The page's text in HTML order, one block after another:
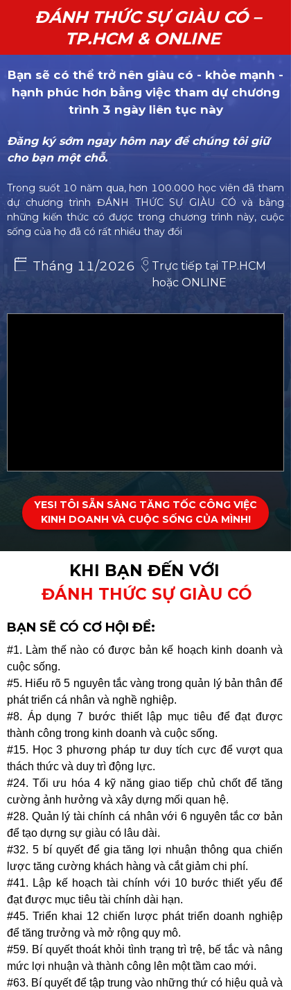
ĐÁNH THỨC SỰ GIÀU CÓ –
TP.HCM & ONLINE
Trong suốt 10 năm qua, hơn 100.000 học viên đã tham
dự chương trình ĐÁNH THỨC SỰ GIÀU CÓ và bằng
những kiến thức có được trong chương trình này, cuộc
sống của họ đã có rất nhiều thay đổi
YES! TÔI SẴN SÀNG TĂNG TỐC CÔNG VIỆC
KINH DOANH VÀ CUỘC SỐNG CỦA MÌNH!
Đăng ký sớm ngay hôm nay để chúng tôi giữ
cho bạn một chỗ.
Bạn sẽ có thể trở nên giàu có - khỏe mạnh -
hạnh phúc hơn bằng việc tham dự chương
trình 3 ngày liên tục này
Tháng 11/2026
Trực tiếp tại TP.HCM
hoặc ONLINE
KHI BẠN ĐẾN VỚI
ĐÁNH THỨC SỰ GIÀU CÓ
#1. Làm thế nào có được bản kế hoạch kinh doanh và
cuộc sống.
#5. Hiểu rõ 5 nguyên tắc vàng trong quản lý bản thân để
phát triển cá nhân và nghề nghiệp.
#8. Áp dụng 7 bước thiết lập mục tiêu để đạt được
thành công trong kinh doanh và cuộc sống.
#15. Học 3 phương pháp tư duy tích cực để vượt qua
thách thức và duy trì động lực.
#24. Tối ưu hóa 4 kỹ năng giao tiếp chủ chốt để tăng
cường ảnh hưởng và xây dựng mối quan hệ.
#28. Quản lý tài chính cá nhân với 6 nguyên tắc cơ bản
để tạo dựng sự giàu có lâu dài.
#32. 5 bí quyết để gia tăng lợi nhuận thông qua chiến
lược tăng cường khách hàng và cắt giảm chi phí.
#41. Lập kế hoạch tài chính với 10 bước thiết yếu để
đạt được mục tiêu tài chính dài hạn.
#45. Triển khai 12 chiến lược phát triển doanh nghiệp
để tăng trưởng và mở rộng quy mô.
#59. Bí quyết thoát khỏi tình trạng trì trệ, bế tắc và nâng
mức lợi nhuận và thành công lên một tầm cao mới.
#63. Bí quyết để tập trung vào những thứ có hiệu quả và
BẠN SẼ CÓ CƠ HỘI ĐỂ: